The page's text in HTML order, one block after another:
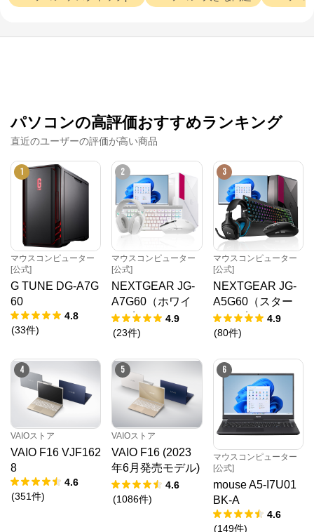
パソコンの高評価おすすめランキング
直近のユーザーの評価が高い商品
1
マウスコンピューター
[公式]
G TUNE DG-A7G
60
4.8
(33件)
2
マウスコンピューター
[公式]
NEXTGEAR JG-
A7G60（ホワイ
ト5点セット）
4.9
(23件)
3
マウスコンピューター
[公式]
NEXTGEAR JG-
A5G60（スター
ター5点セット）
4.9
(80件)
4
VAIOストア
VAIO F16 VJF162
8
4.6
(351件)
5
VAIOストア
VAIO F16 (2023
年6月発売モデル)
VJF1618
4.6
(1086件)
6
マウスコンピューター
[公式]
mouse A5-I7U01
BK-A
4.6
(149件)
マウスコンピューター[公式]
公式ECサイト
※外部サイトが開きます
マウスコンピューター[公式] からのコメント
マウスコンピューターは、お客様のご利用目的・ご予
算に沿って、自由にカスタマイズしたBTO（Build To
Order）パソコンをご提供する、国内生産のパソコン
休日や深夜でも専門国内スタッフが皆様をサポートい